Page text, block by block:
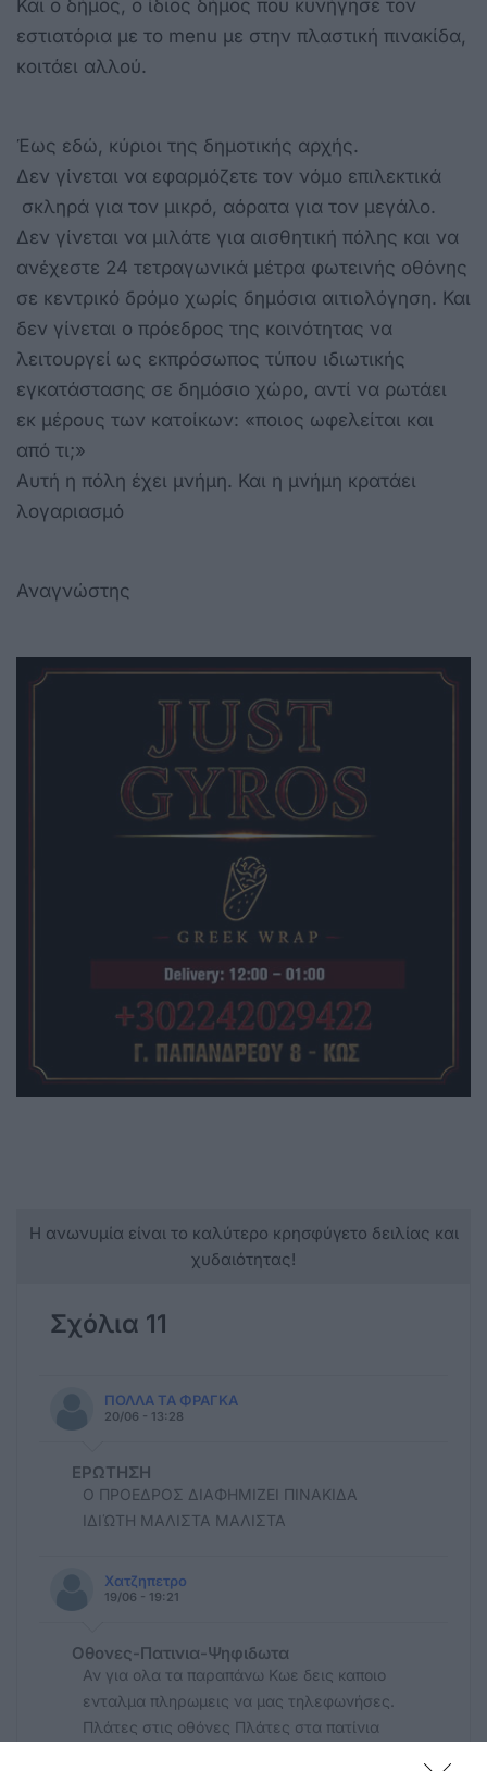
Και ο δήμος, ο ίδιος δήμος που κυνήγησε τον
εστιατόρια με το menu με στην πλαστική πινακίδα,
κοιτάει αλλού.
Έως εδώ, κύριοι της δημοτικής αρχής.
Δεν γίνεται να εφαρμόζετε τον νόμο επιλεκτικά
σκληρά για τον μικρό, αόρατα για τον μεγάλο.
Δεν γίνεται να μιλάτε για αισθητική πόλης και να
ανέχεστε 24 τετραγωνικά μέτρα φωτεινής οθόνης
σε κεντρικό δρόμο χωρίς δημόσια αιτιολόγηση. Και
δεν γίνεται ο πρόεδρος της κοινότητας να
λειτουργεί ως εκπρόσωπος τύπου ιδιωτικής
εγκατάστασης σε δημόσιο χώρο, αντί να ρωτάει
εκ μέρους των κατοίκων: «ποιος ωφελείται και
από τι;»
Αυτή η πόλη έχει μνήμη. Και η μνήμη κρατάει
λογαριασμό
Αναγνώστης
Η ανωνυμία είναι το καλύτερο κρησφύγετο δειλίας και
χυδαιότητας!
Σχόλια 11
ΠΟΛΛΑ ΤΑ ΦΡΑΓΚΑ
20/06 - 13:28
ΕΡΩΤΗΣΗ
Ο ΠΡΟΕΔΡΟΣ ΔΙΑΦΗΜΙΖΕΙ ΠΙΝΑΚΙΔΑ
ΙΔΙΏΤΗ ΜΑΛΙΣΤΑ ΜΑΛΙΣΤΑ
Χατζηπετρο
19/06 - 19:21
Οθονες-Πατινια-Ψηφιδωτα
Αν για ολα τα παραπάνω Κωε δεις καποιο
ενταλμα πληρωμεις να μας τηλεφωνήσες.
Πλάτες στις οθόνες Πλάτες στα πατίνια